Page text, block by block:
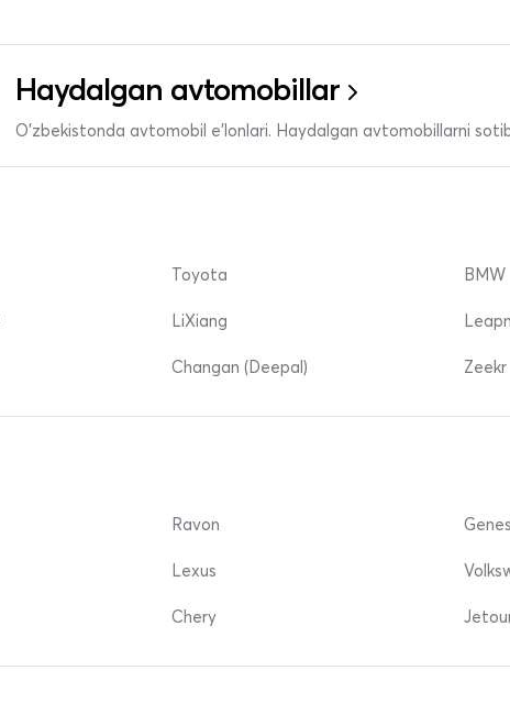
Haydalgan avtomobillar
O'zbekistonda avtomobil e’lonlari. Haydalgan avtomobillarni
Toyota
LiXiang
Changan (Deepal)
BMW
Zeekr
Ravon
Lexus
Chery